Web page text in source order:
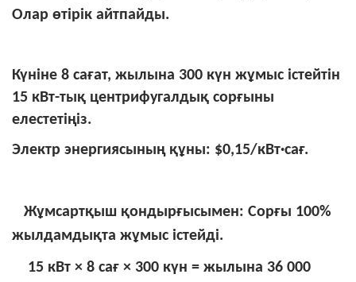
Олар өтірік айтпайды.
Күніне 8 сағат, жылына 300 күн жұмыс істейтін
15 кВт-тық центрифугалдық сорғыны
елестетіңіз.
Электр энергиясының құны: $0,15/кВт·сағ.
Жұмсартқыш қондырғысымен: Сорғы 100%
жылдамдықта жұмыс істейді.
15 кВт × 8 сағ × 300 күн = жылына 36 000